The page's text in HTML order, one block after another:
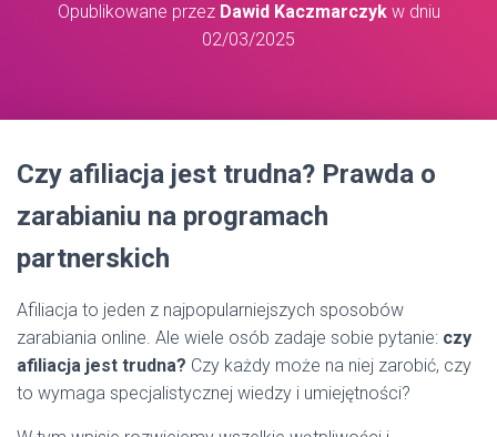
Opublikowane przez Dawid Kaczmarczykw dniu
02/03/2025
Czy afiliacja jest trudna? Prawda o
zarabianiu na programach
partnerskich
Afiliacja to jeden z najpopularniejszych sposobów
zarabiania online. Ale wiele osób zadaje sobie pytanie: czy
afiliacja jest trudna? Czy każdy może na niej zarobić, czy
to wymaga specjalistycznej wiedzy i umiejętności?